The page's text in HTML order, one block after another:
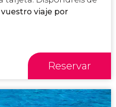
viaje por
Reservar